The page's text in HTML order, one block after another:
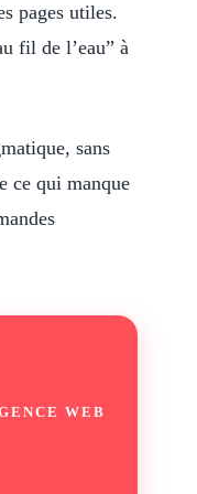
pages utiles.
fil de l’eau” à
sans
ce qui manque
WEB